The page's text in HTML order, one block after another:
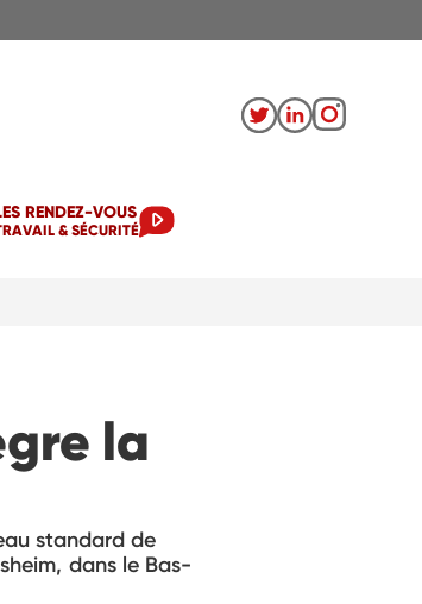
RENDEZ-VOUS
& SÉCURITÉ
la
standard de
dans le Bas-